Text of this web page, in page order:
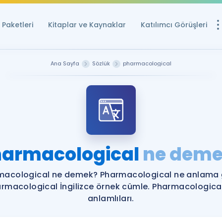
Paketleri Kitaplar ve Kaynaklar Katılımcı Görüşleri
Ücretsiz
YDS ve YÖKDİL
YDS ve YÖKDİL
YDS ve YÖKDİL'e
Ana Sayfa Sözlük pharmacological
ne
ne demek? Pharmacological ne anlama
İngilizce örnek cümle.
anlamlıları.